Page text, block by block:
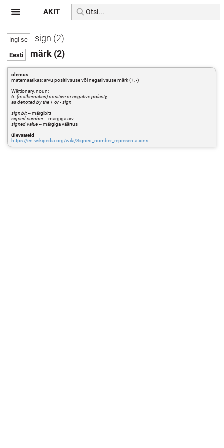
sign (2)
märk (2)
olemus
matemaatikas: arvu positiivsuse või negatiivsuse märk (+, -)
Wiktionary, noun:
6. (mathematics) positive or negative polarity,
as denoted by the + or - sign
sign bit-- märgibitt
signed number-- märgiga arv
signed value-- märgiga väärtus
ülevaateid
https://en.wikipedia.org/wiki/Signed_number_representations
AKIT